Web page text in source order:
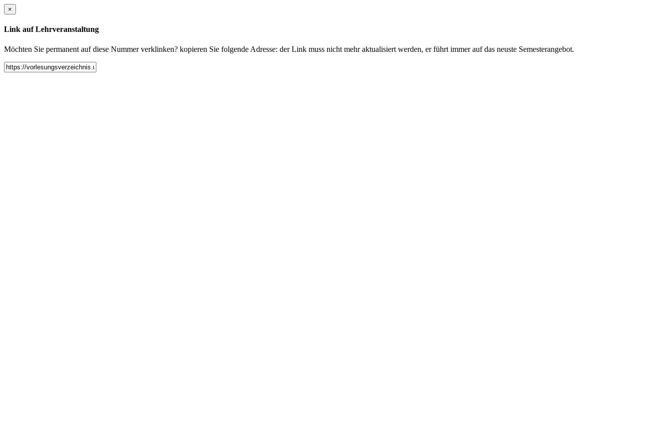
×
Link auf Lehrveranstaltung
Möchten Sie permanent auf diese Nummer verklinken? kopieren Sie folgende Adresse: der Link muss nicht mehr aktualisiert werden, er führt immer auf das neuste Semesterangebot.